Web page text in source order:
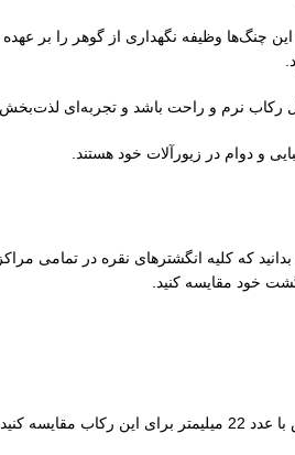
وظیفه نگهداری از گوهر را بر عهده
نرم و راحت باشد و تجربه‌ای لذت‌بخش از
و دوام در زیورآلات خود هستند.
که کلیه انگشترهای نقره در تمامی
خود مقایسه کنید.
برای این کار ابتدا قطر داخل به داخل پایه انگشتر قدیمی خود